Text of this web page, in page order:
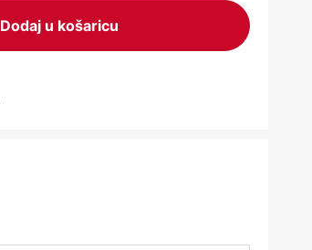
Dodaj u košaricu